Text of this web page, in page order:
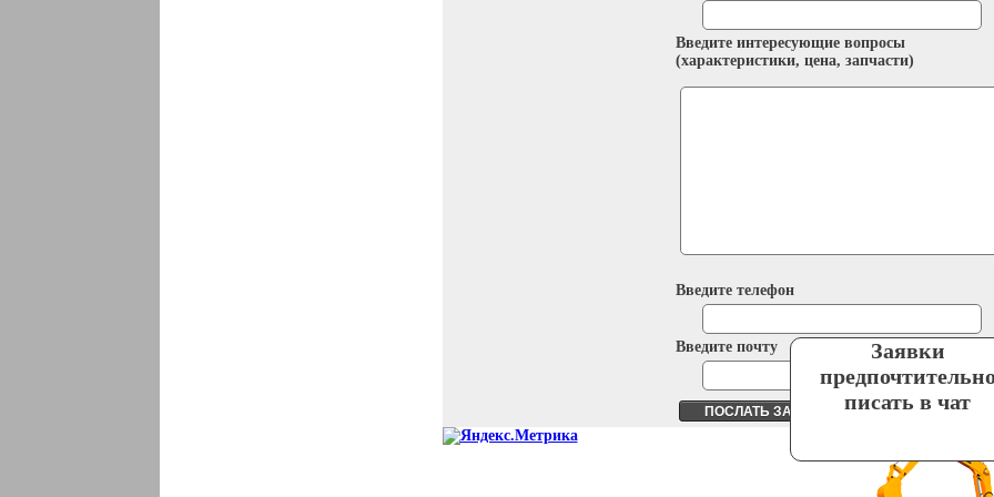
Введите интересующие вопросы
(характеристики, цена, запчасти)
Введите телефон
Введите почту
Заявки
писать в чат